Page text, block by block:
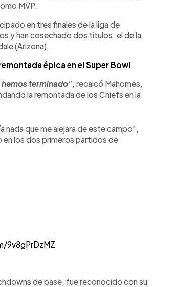
MVP.
en tres finales de la liga de
y han cosechado dos títulos, el de la
(Arizona).
épica en el Super Bowl
terminado", recalcó Mahomes,
la remontada de los Chiefs en la
nada que me alejara de este campo",
en los dos primeros partidos de
9v8gPrDzMZ
de pase, fue reconocido con su